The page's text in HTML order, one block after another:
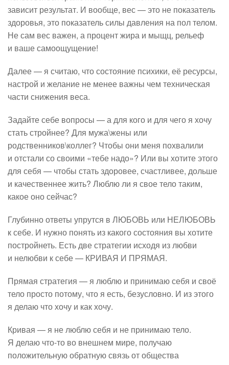
зависит результат. И вообще, вес — это не показатель
здоровья, это показатель силы давления на пол телом.
Не сам вес важен, а процент жира и мыщц, рельеф
и ваше самоощущение!
Далее — я считаю, что состояние психики, её ресурсы,
настрой и желание не менее важны чем техническая
части снижения веса.
Задайте себе вопросы — а для кого и для чего я хочу
стать стройнее? Для мужа\жены или
родственников\коллег? Чтобы они меня похвалили
и отстали со своими «тебе надо»? Или вы хотите этого
для себя — чтобы стать здоровее, счастливее, дольше
и качественнее жить? Люблю ли я свое тело таким,
какое оно сейчас?
Глубинно ответы упрутся в ЛЮБОВЬ или НЕЛЮБОВЬ
к себе. И нужно понять из какого состояния вы хотите
постройнеть. Есть две стратегии исходя из любви
и нелюбви к себе — КРИВАЯ И ПРЯМАЯ.
Прямая стратегия — я люблю и принимаю себя и своё
тело просто потому, что я есть, безусловно. И из этого
я делаю что хочу и как хочу.
Кривая — я не люблю себя и не принимаю тело.
Я делаю что-то во внешнем мире, получаю
положительную обратную связь от общества